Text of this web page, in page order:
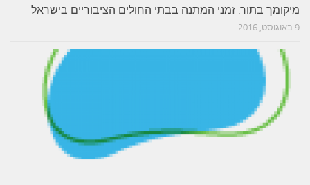
מיקומך בתור: זמני המתנה בבתי החולים הציבוריים בישראל
9 באוגוסט, 2016